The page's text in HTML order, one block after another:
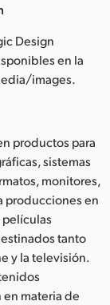
Design
en la
images.
productos para
sistemas
monitores,
producciones en
tanto
y la televisión.
materia de